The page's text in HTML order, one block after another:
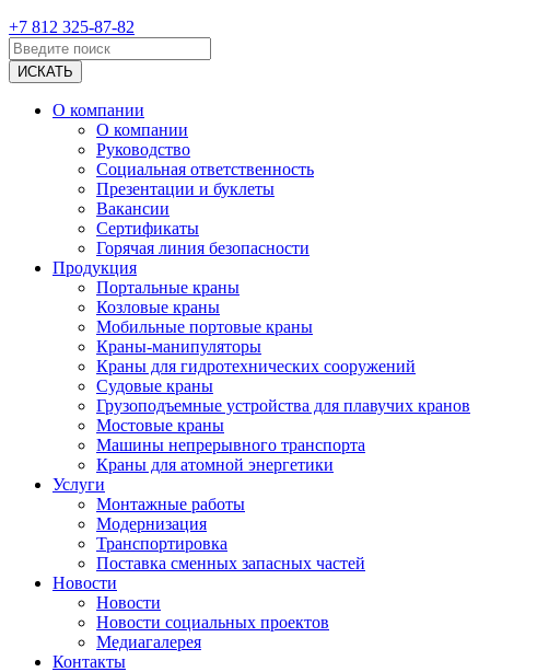
+7 812 325-87-82
О компании
О компании
Руководство
Социальная ответственность
Презентации и буклеты
Вакансии
Сертификаты
Горячая линия безопасности
Продукция
Портальные краны
Козловые краны
Мобильные портовые краны
Краны-манипуляторы
Краны для гидротехнических сооружений
Судовые краны
Грузоподъемные устройства для плавучих кранов
Мостовые краны
Машины непрерывного транспорта
Краны для атомной энергетики
Услуги
Монтажные работы
Модернизация
Транспортировка
Поставка сменных запасных частей
Новости
Новости
Новости социальных проектов
Медиагалерея
Контакты